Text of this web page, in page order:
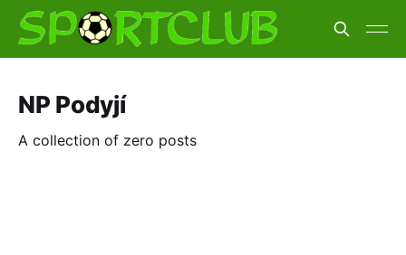
NP Podyjí
A collection of zero posts